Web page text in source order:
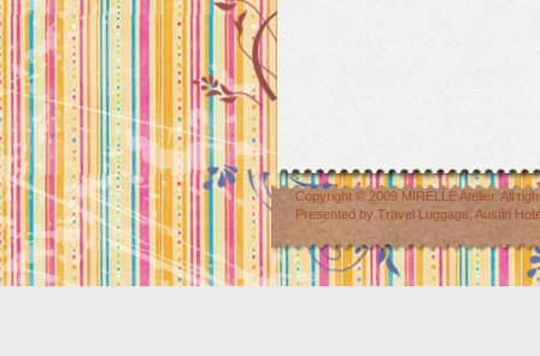
Copyright © 2009 MIRELLE Atelier. All
Presented by Travel Luggage Austin